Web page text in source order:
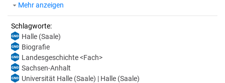
Mehr anzeigen
Schlagworte:
Halle (Saale)
Biografie
Landesgeschichte <Fach>
Sachsen-Anhalt
Universität Halle (Saale) | Halle (Saale)